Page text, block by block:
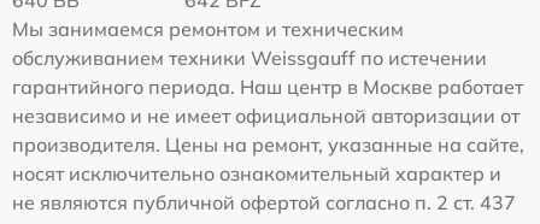
Мы занимаемся ремонтом и техническим
обслуживанием техники Weissgauff по истечении
гарантийного периода. Наш центр в Москве работает
независимо и не имеет официальной авторизации от
производителя. Цены на ремонт, указанные на сайте,
носят исключительно ознакомительный характер и
не являются публичной офертой согласно п. 2 ст. 437